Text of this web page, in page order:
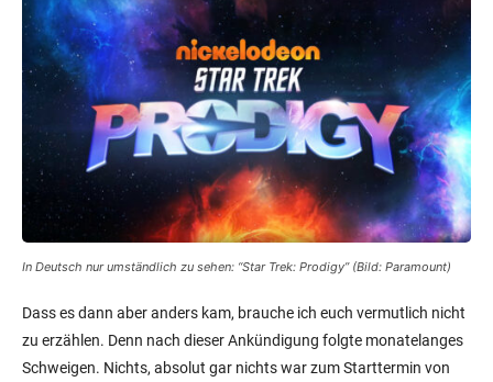
In Deutsch nur umständlich zu sehen: “Star Trek: Prodigy” (Bild: Paramount)
Dass es dann aber anders kam, brauche ich euch vermutlich nicht
zu erzählen. Denn nach dieser Ankündigung folgte monatelanges
Schweigen. Nichts, absolut gar nichts war zum Starttermin von